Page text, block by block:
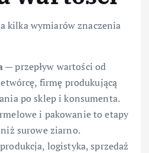
kilka wymiarów znaczenia
— przepływ wartości od
firmę produkującą
po sklep i konsumenta.
i pakowanie to etapy
surowe ziarno.
logistyka, sprzedaż